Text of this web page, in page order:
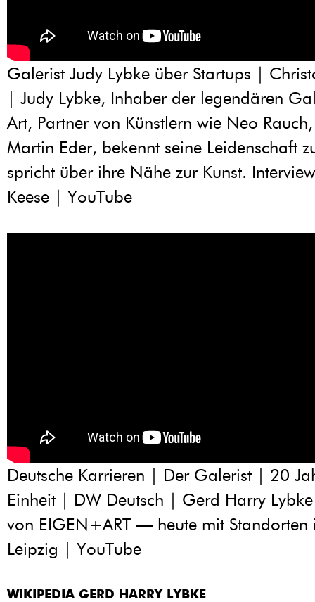
Galerist Judy Lybke über Startups |
| Judy Lybke, Inhaber der legendären
Art, Partner von Künstlern wie Neo
Martin Eder, bekennt seine Leidenschaft
spricht über ihre Nähe zur Kunst.
Keese | YouTube
Deutsche Karrieren | Der Galerist | 20
Einheit | DW Deutsch | Gerd Harry
von EIGEN+ART — heute mit Standorten
Leipzig | YouTube
WIKIPEDIA GERD HARRY LYBKE